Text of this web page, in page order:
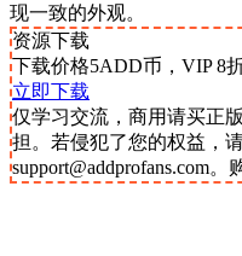
现一致的外观。
资源下载
下载价格5ADD币，VIP 8
立即下载
仅学习交流，商用请买正
担。若侵犯了您的权益，
support@addprofans.com